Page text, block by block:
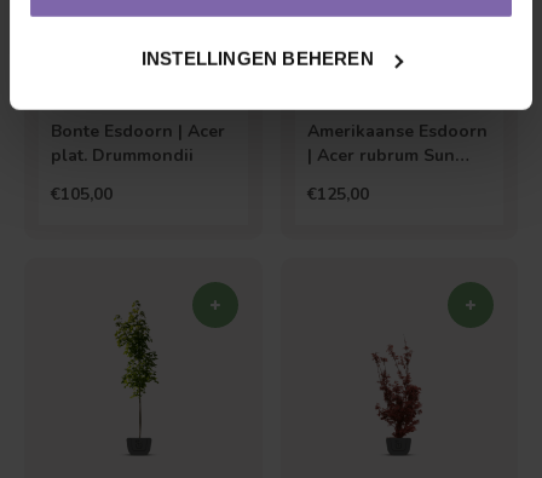
INSTELLINGEN BEHEREN
Bonte Esdoorn | Acer
plat. Drummondii
€105,00
Amerikaanse Esdoorn
| Acer rubrum Sun
€125,00